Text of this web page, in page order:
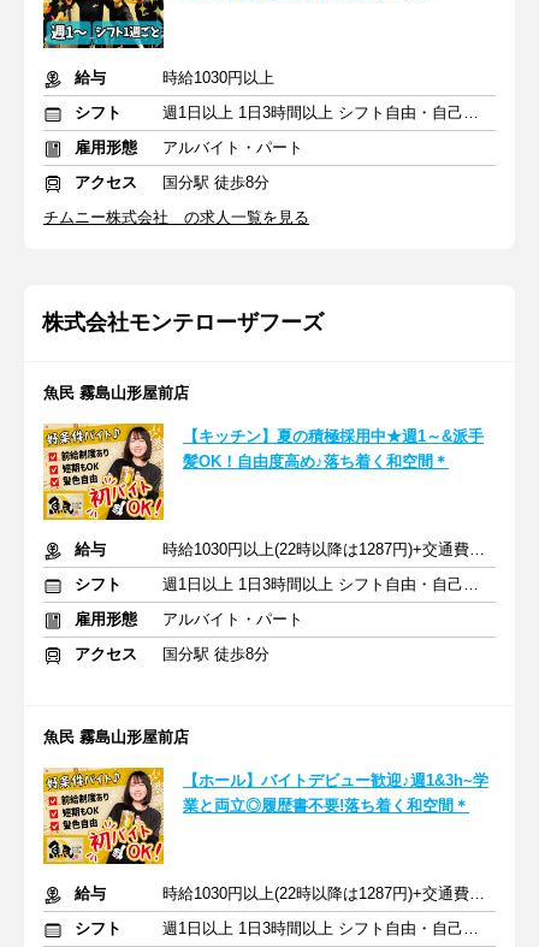
給与
時給1030円以上
シフト
週1日以上 1日3時間以上 シフト自由・自己申告
雇用形態
アルバイト・パート
アクセス
国分駅 徒歩8分
チムニー株式会社 の求人一覧を見る
株式会社モンテローザフーズ
魚民 霧島山形屋前店
【キッチン】夏の積極採用中★週1～&派手
髪OK！自由度高め♪落ち着く和空間＊
給与
時給1030円以上(22時以降は1287円)+交通費規定内支給
シフト
週1日以上 1日3時間以上 シフト自由・自己申告
雇用形態
アルバイト・パート
アクセス
国分駅 徒歩8分
魚民 霧島山形屋前店
【ホール】バイトデビュー歓迎♪週1&3h~学
業と両立◎履歴書不要!落ち着く和空間＊
給与
時給1030円以上(22時以降は1287円)+交通費規定内支給
シフト
週1日以上 1日3時間以上 シフト自由・自己申告